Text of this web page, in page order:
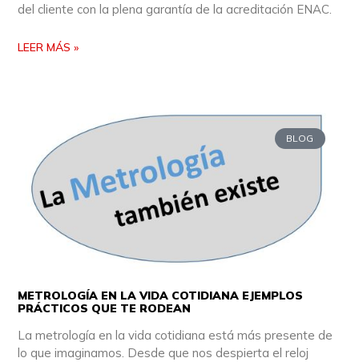
del cliente con la plena garantía de la acreditación ENAC.
LEER MÁS »
BLOG
METROLOGÍA EN LA VIDA COTIDIANA EJEMPLOS
PRÁCTICOS QUE TE RODEAN
La metrología en la vida cotidiana está más presente de
lo que imaginamos. Desde que nos despierta el reloj